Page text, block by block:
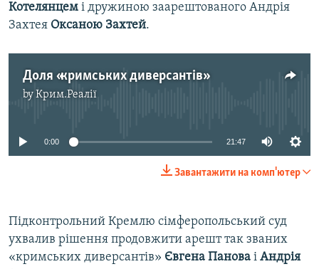
Котелянцем і дружиною заарештованого Андрія
Захтея Оксаною Захтей.
Доля «кримських диверсантів»
byКрим.Реалії
0:00 21:47
Завантажити на комп'ютер
Підконтрольний Кремлю сімферопольський суд
ухвалив рішення продовжити арешт так званих
«кримських диверсантів» Євгена Панова і Андрія